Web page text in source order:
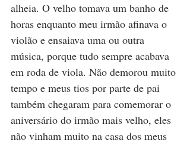
alheia. O velho tomava um banho de
horas enquanto meu irmão afinava o
violão e ensaiava uma ou outra
música, porque tudo sempre acabava
em roda de viola. Não demorou muito
tempo e meus tios por parte de pai
também chegaram para comemorar o
aniversário do irmão mais velho, eles
não vinham muito na casa dos meus